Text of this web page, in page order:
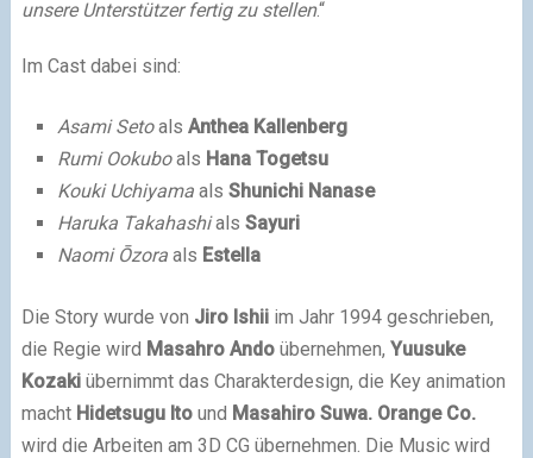
unsere Unterstützer fertig zu stellen.“
Im Cast dabei sind:
Asami Setoals Anthea Kallenberg
Rumi Ookuboals Hana Togetsu
Kouki Uchiyamaals Shunichi Nanase
Haruka Takahashials Sayuri
Naomi Ōzoraals Estella
Die Story wurde von Jiro Ishiiim Jahr 1994 geschrieben,
die Regie wird Masahro Andoübernehmen, Yuusuke
Kozakiübernimmt das Charakterdesign, die Key animation
macht Hidetsugu Itound Masahiro Suwa. Orange Co.
wird die Arbeiten am 3D CG übernehmen. Die Music wird